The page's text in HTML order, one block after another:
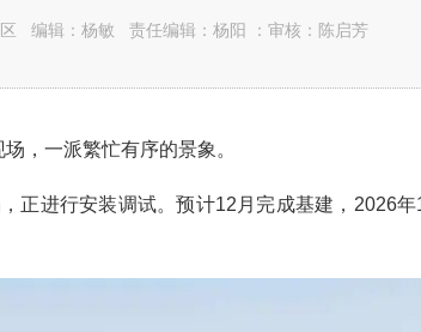
编辑：杨敏 责任编辑：杨阳 ：审核：陈启芳
，一派繁忙有序的景象。
正进行安装调试。预计12月完成基建，2026